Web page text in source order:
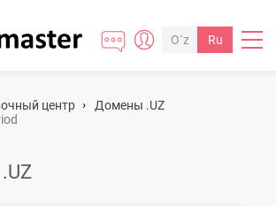
O`z Ru
центр
Домены .UZ